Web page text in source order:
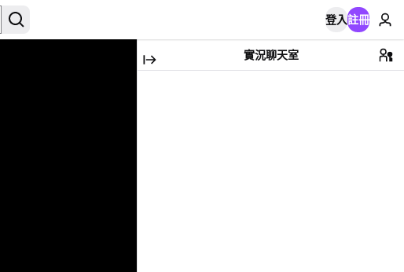
登入註冊
實況聊天室